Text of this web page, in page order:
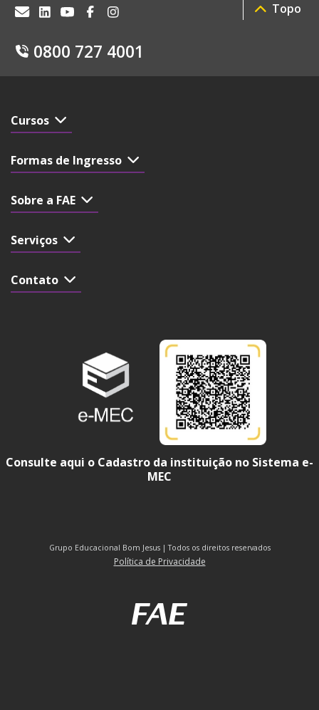
0800 727 4001
Topo
Cursos
Formas de Ingresso
Sobre a FAE
Serviços
Contato
Consulte aqui o Cadastro da instituição no Sistema e-
MEC
Grupo Educacional Bom Jesus | Todos os direitos reservados
Política de Privacidade